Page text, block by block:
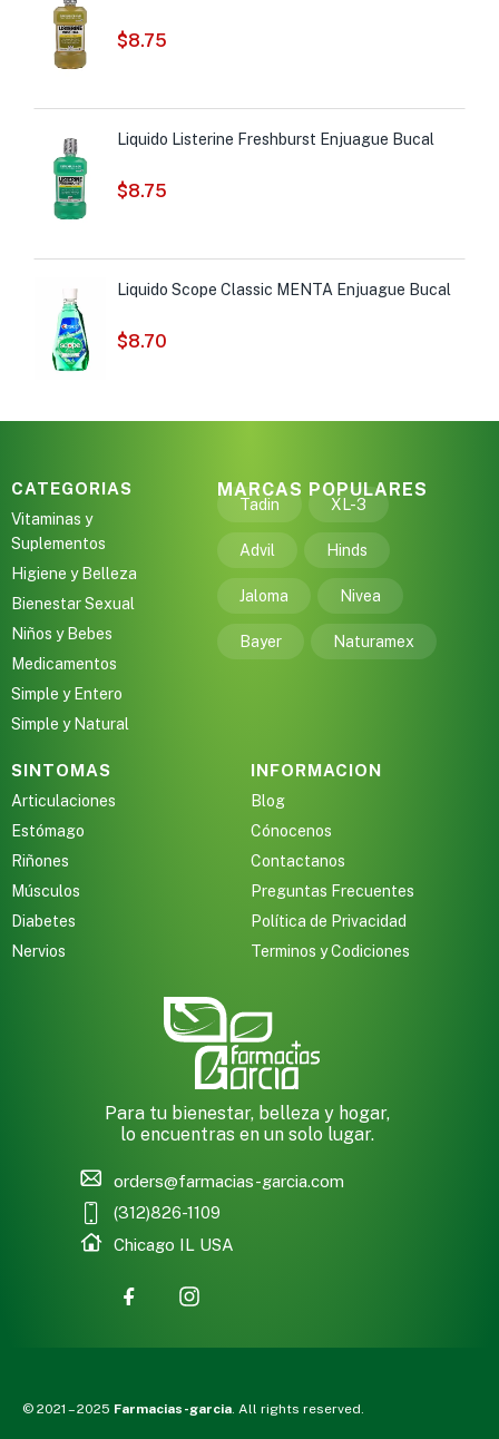
$8.75
Liquido Listerine Freshburst Enjuague Bucal
$8.75
Liquido Scope Classic MENTA Enjuague Bucal
$8.70
CATEGORIAS
Vitaminas y
Suplementos
Higiene y Belleza
Bienestar Sexual
Niños y Bebes
Medicamentos
Simple y Entero
Simple y Natural
MARCAS POPULARES
Tadin XL-3
Advil Hinds
Jaloma Nivea
Bayer Naturamex
SINTOMAS
Articulaciones
Estómago
Riñones
Músculos
Diabetes
Nervios
INFORMACION
Blog
Cónocenos
Contactanos
Preguntas Frecuentes
Política de Privacidad
Terminos y Codiciones
Para tu bienestar, belleza y hogar,
lo encuentras en un solo lugar.
orders@farmacias-garcia.com
(312)826-1109
Chicago IL USA
© 2021 – 2025 Farmacias-garcia. All rights reserved.